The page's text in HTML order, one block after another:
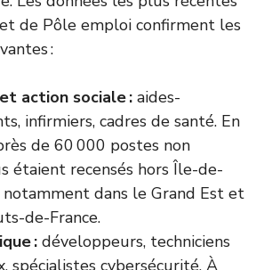
de Pôle emploi confirment les
:
action sociale : aides-
infirmiers, cadres de santé. En
de 60 000 postes non
étaient recensés hors Île-de-
notamment dans le Grand Est et
de-France.
: développeurs, techniciens